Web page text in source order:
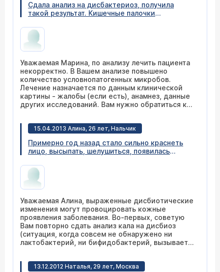
Сдала анализ на дисбактериоз, получила
такой результат. Кишечные палочки
Энтеробактеры E.cloacae 1*10 в 8 степени.
Остальные показатели в норме, скажите
пожалуйста, требуется ли лечение.
Уважаемая Марина, по анализу лечить пациента
некорректно. В Вашем анализе повышено
количество условнопатогенных микробов.
Лечение назначается по данным клинической
картины - жалобы (если есть), анамнез, данные
других исследований. Вам нужно обратиться к
15.04.2013 Алина, 26 лет, Нальчик
Примерно год назад стало сильно краснеть
лицо, высыпать, шелушиться, появилась
лечилась у дерматолога, безрезультатно.
Обратилась к аллергологу, по анализам ничего
не выявили, отправили к гастроэнтерологу.
гастрит, диффузные изменения в
поджелудочной, холецистит и рефлюкс.
Прошла лечение, стало намного лучше, но
шелушение лица сохраняется и краснеет, хотя
намного меньше, чем до лечения. Сдала
анализ на дисбактериоз. Патогенную флору не
бифидобактерий не обнаружено, кишечной
палочки меньше нормы. Чем мне можно
Уважаемая Алина, выраженные дисбиотические
изменения могут провоцировать кожные
проявления заболевания. Во-первых, советую
Вам повторно сдать анализ кала на дисбиоз
(ситуация, когда совсем не обнаружено ни
лактобактерий, ни бифидобактерий, вызывает
результатами повторно обратитесь к
13.12.2012 Наталья, 29 лет, Москва